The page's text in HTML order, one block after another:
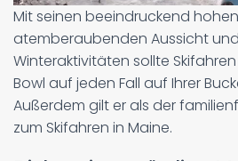
Mit seinen beeindruckend
atemberaubenden Aussicht
Winteraktivitäten sollte
Bowl auf jeden Fall auf Ihrer
Außerdem gilt er als der
zum Skifahren in Maine.